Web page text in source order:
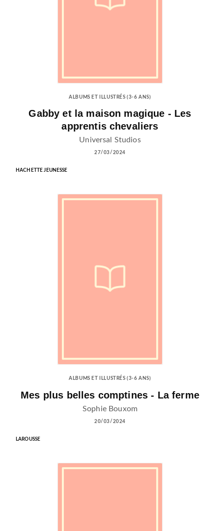
ALBUMS ET ILLUSTRÉS (3-6 ANS)
Gabby et la maison magique - Les
apprentis chevaliers
Universal Studios
27/03/2024
HACHETTE JEUNESSE
ALBUMS ET ILLUSTRÉS (3-6 ANS)
Mes plus belles comptines - La ferme
Sophie Bouxom
20/03/2024
LAROUSSE